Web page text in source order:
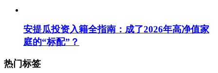
安提瓜投资入籍全指南：成了2026年高净值家
庭的“标配”？
热门标签